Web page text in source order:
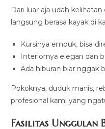
Dari luar aja udah
langsung berasa kayak di
Kursinya empuk, bisa
Interiornya elegan dan
Ada hiburan biar nggak
Pokoknya, duduk manis,
profesional kami yang
Fasilitas Unggulan